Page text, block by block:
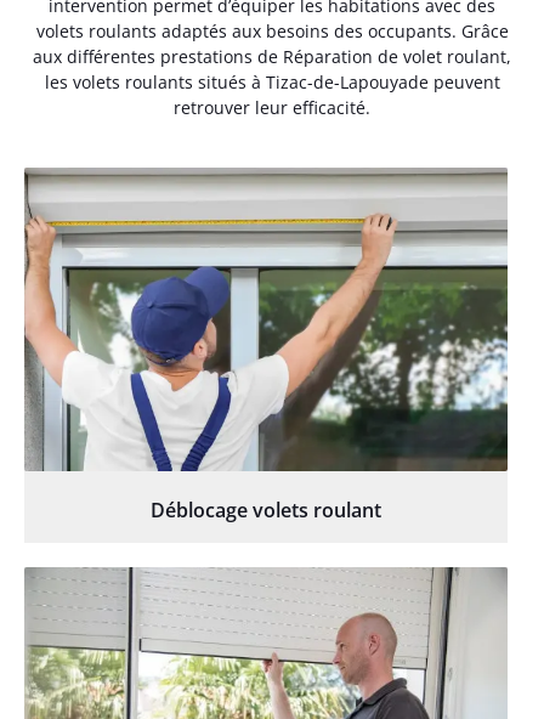
intervention permet d’équiper les habitations avec des
volets roulants adaptés aux besoins des occupants. Grâce
aux différentes prestations de Réparation de volet roulant,
les volets roulants situés à Tizac-de-Lapouyade peuvent
retrouver leur efficacité.
Déblocage volets roulant